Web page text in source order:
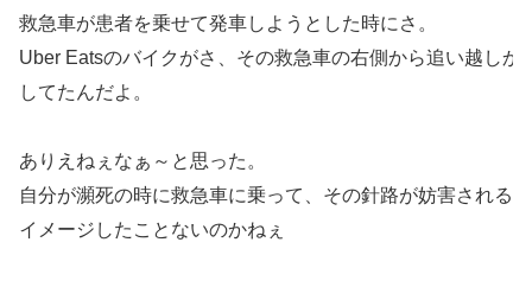
救急車が患者を乗せて発車しようとした時にさ。
Uber Eatsのバイクがさ、その救急車の右側から追い越しか
してたんだよ。
ありえねぇなぁ～と思った。
自分が瀕死の時に救急車に乗って、その針路が妨害される
イメージしたことないのかねぇ